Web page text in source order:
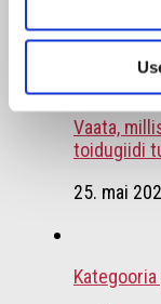
Vaata,
toidugiidi
25. mai